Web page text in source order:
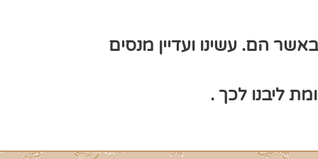
הם. עשינו ועדיין מנסים
ליבנו לכך .